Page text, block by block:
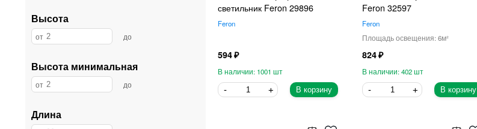
Высота
Высота минимальная
Длина
светильник Feron 29896
Feron
594
1001
В корзину
Feron 32597
Feron
6
824
402
В корзину